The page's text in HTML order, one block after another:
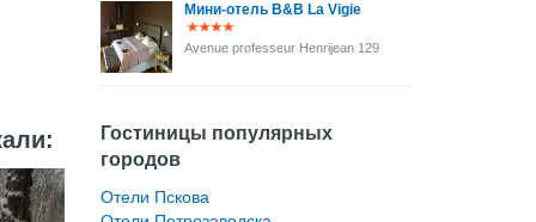
Мини-отель B&B La Vigie
Avenue professeur Henrijean 129
Гостиницы популярных
городов
Отели Пскова